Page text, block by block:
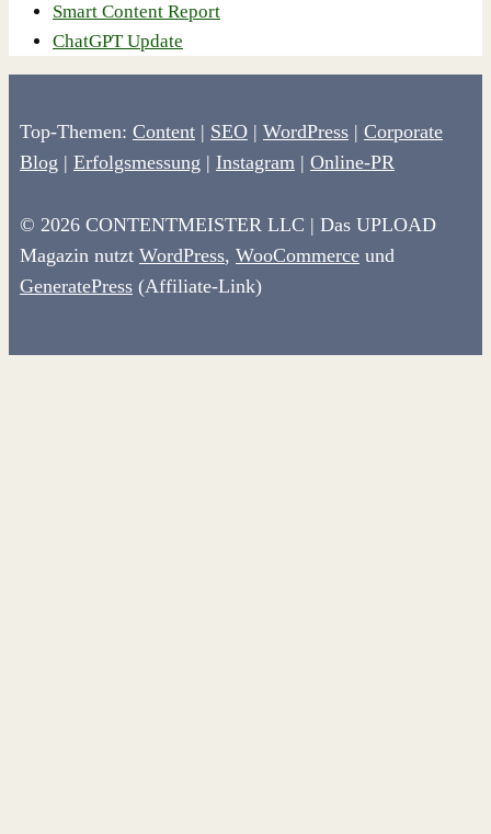
Smart Content Report
ChatGPT Update
Top-Themen: Content | SEO | WordPress | Corporate
Blog | Erfolgsmessung | Instagram | Online-PR
© 2026 CONTENTMEISTER LLC | Das UPLOAD
Magazin nutzt WordPress, WooCommerce und
GeneratePress (Affiliate-Link)